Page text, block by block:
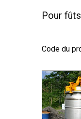
Pour
Code du